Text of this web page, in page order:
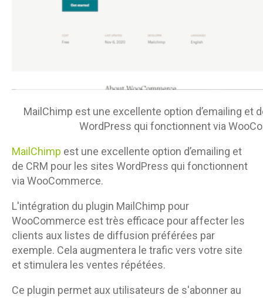
MailChimp est une excellente option d’emailing et
WordPress qui fonctionnent via
MailChimp est une excellente option d’emailing et
de CRM pour les sites WordPress qui fonctionnent
via WooCommerce.
L'intégration du plugin MailChimp pour
WooCommerce est très efficace pour affecter les
clients aux listes de diffusion préférées par
exemple. Cela augmentera le trafic vers votre site
et stimulera les ventes répétées.
Ce plugin permet aux utilisateurs de s'abonner au